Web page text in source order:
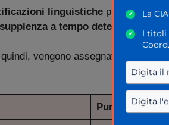
linguistiche può avere un
supplenza a tempo determinato
vengono assegnati ai candidati
Punteggio GPS
✓ La
✓
I titoli